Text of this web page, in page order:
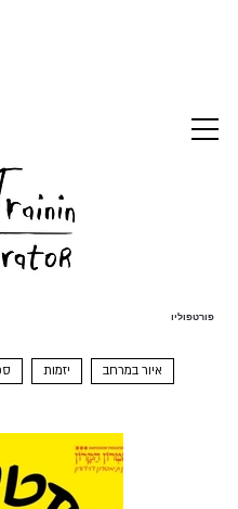
איור במרחב יזמות
פורטפוליו